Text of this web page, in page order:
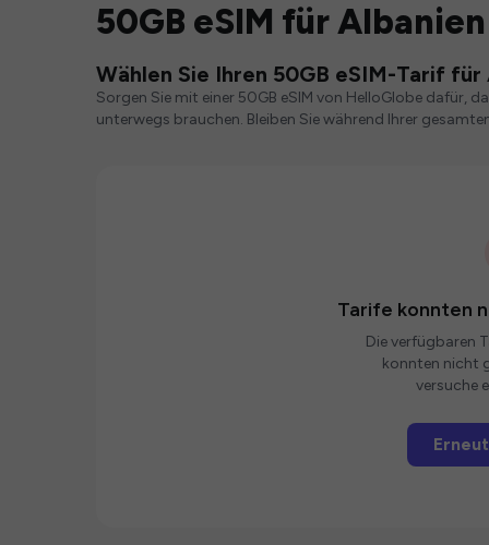
50GB eSIM für Albanien
Wählen Sie Ihren 50GB eSIM-Tarif für
Sorgen Sie mit einer 50GB eSIM von HelloGlobe dafür,
unterwegs brauchen. Bleiben Sie während Ihrer
Tarife konnten
Die verfügbaren
konnten nicht
versuche